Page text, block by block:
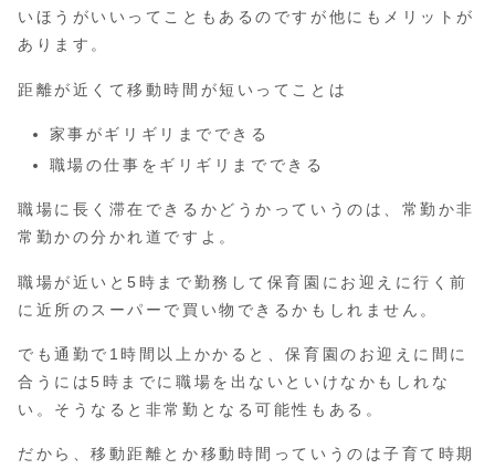
いほうがいいってこともあるのですが他にもメリットが
あります。
距離が近くて移動時間が短いってことは
家事がギリギリまでできる
職場の仕事をギリギリまでできる
職場に長く滞在できるかどうかっていうのは、常勤か非
常勤かの分かれ道ですよ。
職場が近いと5時まで勤務して保育園にお迎えに行く前
に近所のスーパーで買い物できるかもしれません。
でも通勤で1時間以上かかると、保育園のお迎えに間に
合うには5時までに職場を出ないといけなかもしれな
い。そうなると非常勤となる可能性もある。
だから、移動距離とか移動時間っていうのは子育て時期